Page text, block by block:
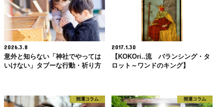
2026.3.8
意外と知らない「神社でやっては
いけない」タブーな行動・祈り方
2017.1.30
【KOKOri..流 バランシング・タ
ロット～ワンドのキング】
開運コラム 開運コラム